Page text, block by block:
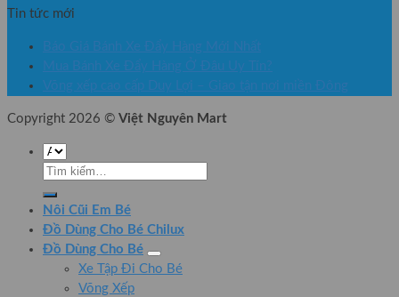
Tin tức mới
Báo Giá Bánh Xe Đẩy Hàng Mới Nhất
Mua Bánh Xe Đẩy Hàng Ở Đâu Uy Tín?
Võng xếp cao cấp Duy Lợi – Giao tận nơi miền Đông
Copyright 2026 © Việt Nguyên Mart
Tìm
kiếm:
Nôi Cũi Em Bé
Đồ Dùng Cho Bé Chilux
Đồ Dùng Cho Bé
Xe Tập Đi Cho Bé
Võng Xếp